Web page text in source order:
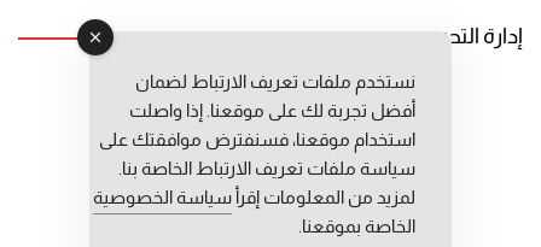
إدارة التحرير
رئيس التحرير: عبد الرحيم التوراني
رئيس التحرير المساعد: المعطي قبال
مديرة التحرير: فاطمة حوحو
نستخدم ملفات تعريف الارتباط لضمان
أفضل تجربة لك على موقعنا. إذا واصلت
استخدام موقعنا، فسنفترض موافقتك على
سياسة ملفات تعريف الارتباط الخاصة بنا.
لمزيد من المعلومات إقرأ سياسة الخصوصية
الخاصة بموقعنا.